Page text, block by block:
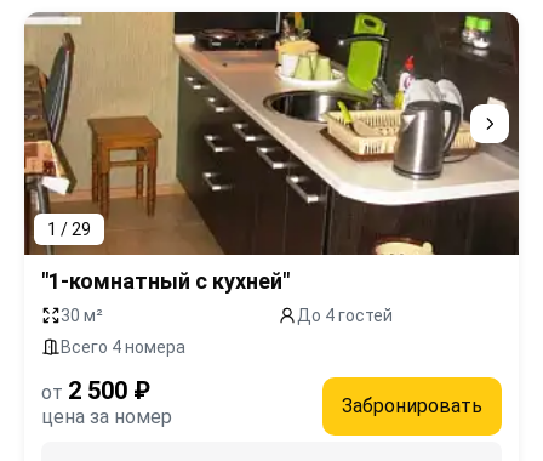
1 / 29
"1-комнатный с кухней"
30 м²
До 4 гостей
Всего 4 номера
от 2 500 ₽
цена за номер Забронировать